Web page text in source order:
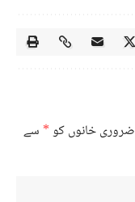
ضروری خانوں کو* سے